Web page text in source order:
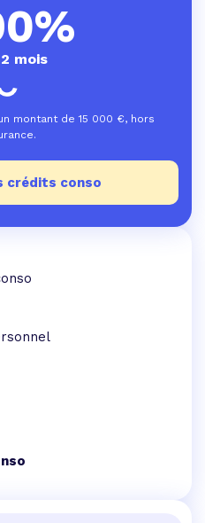
mois
montant de 15 000 €, hors
crédits conso